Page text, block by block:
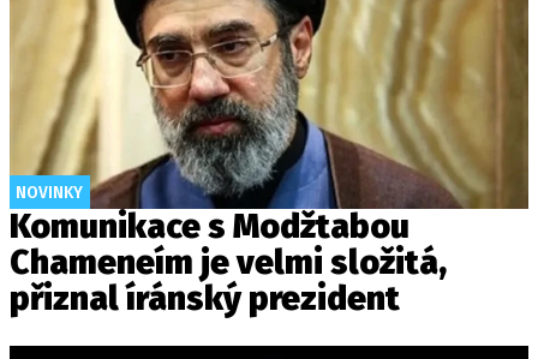
NOVINKY
Komunikace s Modžtabou
Chameneím je velmi složitá,
přiznal íránský prezident